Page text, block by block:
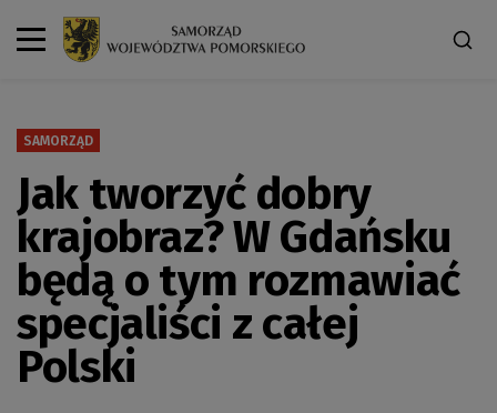
SAMORZĄD
Jak tworzyć dobry
krajobraz? W Gdańsku
będą o tym rozmawiać
specjaliści z całej
Polski